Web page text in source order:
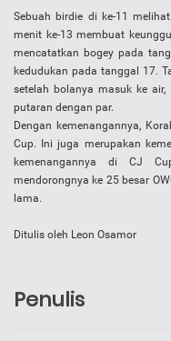
Sebuah birdie di ke-11
menit ke-13 membuat
mencatatkan bogey pada
kedudukan pada tanggal 17.
setelah bolanya masuk ke
putaran dengan par.
Dengan kemenangannya,
Cup. Ini juga merupakan
kemenangannya di CJ
mendorongnya ke 25 besar
lama.
Ditulis oleh Leon Osamor
Penulis